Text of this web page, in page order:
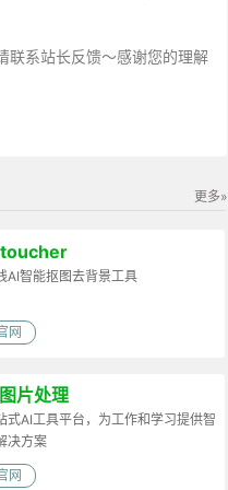
联系站长反馈～感谢您的理解
更多»
AI智能抠图去背景工具
网
片处理
式AI工具平台，为工作和学习提供智
决方案
网